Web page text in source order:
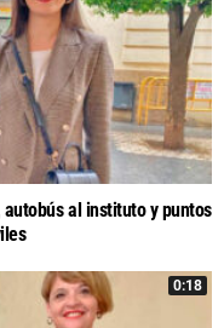
autobús al instituto y puntos
0:18